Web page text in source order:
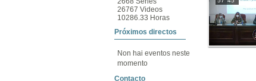
26767 Videos
10286.33 Horas
Próximos directos
Non hai eventos neste
momento
Contacto